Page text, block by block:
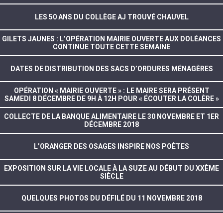
LES 50 ANS DU COLLÈGE AJ TROUVÉ CHAUVEL
GILETS JAUNES : L’OPÉRATION MAIRIE OUVERTE AUX DOLÉANCES
CONTINUE TOUTE CETTE SEMAINE
DATES DE DISTRIBUTION DES SACS D’ORDURES MÉNAGÈRES
OPÉRATION « MAIRIE OUVERTE » : LE MAIRE SERA PRÉSENT
SAMEDI 8 DÉCEMBRE DE 9H À 12H POUR « ÉCOUTER LA COLÈRE »
COLLECTE DE LA BANQUE ALIMENTAIRE LE 30 NOVEMBRE ET 1ER
DÉCEMBRE 2018
L’ORANGER DES OSAGES INSPIRE NOS POÈTES
EXPOSITION SUR LA VIE LOCALE À LA SUZE AU DÉBUT DU XXÈME
SIÈCLE
QUELQUES PHOTOS DU DÉFILÉ DU 11 NOVEMBRE 2018